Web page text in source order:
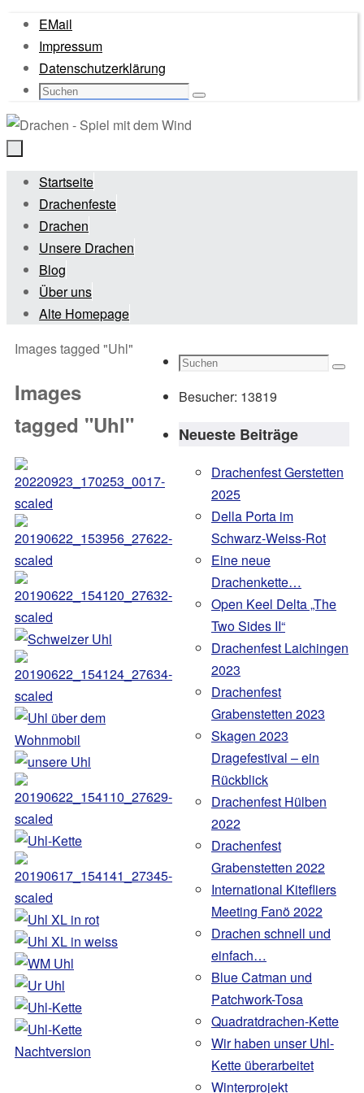
Zum
Inhalt
springen
EMail
Impressum
Datenschutzerklärung
Suche
Suchen
Zum
Inhalt
springen
Startseite
Drachenfeste
Drachen
Unsere Drachen
Blog
Über uns
Alte Homepage
Start
Images tagged "Uhl"
Images
tagged "Uhl"
Suche
Besucher: 13819
Neueste Beiträge
Drachenfest Gerstetten
2025
Della Porta im
Schwarz-Weiss-Rot
Eine neue
Drachenkette…
Open Keel Delta „The
Two Sides II“
Drachenfest Laichingen
2023
Drachenfest
Grabenstetten 2023
Skagen 2023
Dragefestival – ein
Rückblick
Drachenfest Hülben
2022
Drachenfest
Grabenstetten 2022
International Kitefliers
Meeting Fanö 2022
Drachen schnell und
einfach…
Blue Catman und
Patchwork-Tosa
Quadratdrachen-Kette
Wir haben unser Uhl-
Kette überarbeitet
Winterprojekt